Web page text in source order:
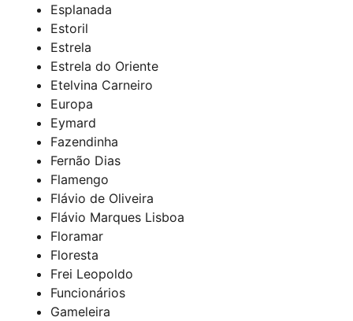
Esplanada
Estoril
Estrela
Estrela do Oriente
Etelvina Carneiro
Europa
Eymard
Fazendinha
Fernão Dias
Flamengo
Flávio de Oliveira
Flávio Marques Lisboa
Floramar
Floresta
Frei Leopoldo
Funcionários
Gameleira